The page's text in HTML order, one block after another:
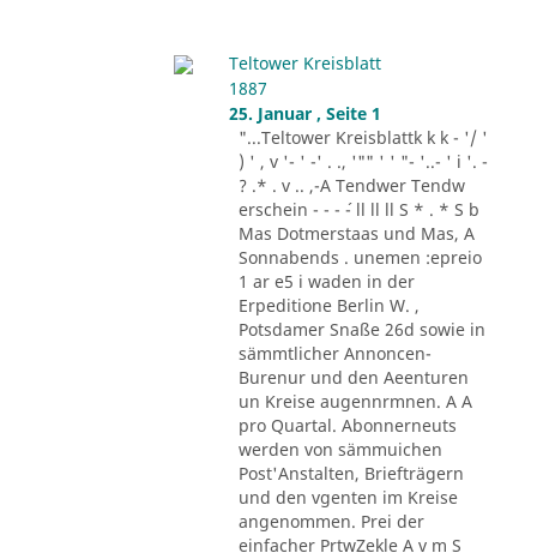
Teltower Kreisblatt
1887
25. Januar , Seite 1
"...Teltower Kreisblattk k k - '/ '
) ' , v '- ' -' . ., '"" ' ' "- '..- ' i '. -
? .* . v .. ,-A Tendwer Tendw
erschein - - - ´- ll ll ll S * . * S b
Mas Dotmerstaas und Mas, A
Sonnabends . unemen :epreio
1 ar e5 i waden in der
Erpeditione Berlin W. ,
Potsdamer Snaße 26d sowie in
sämmtlicher Annoncen-
Burenur und den Aeenturen
un Kreise augennrmnen. A A
pro Quartal. Abonnerneuts
werden von sämmuichen
Post'Anstalten, Briefträgern
und den vgenten im Kreise
angenommen. Prei der
einfacher PrtwZekle A v m S